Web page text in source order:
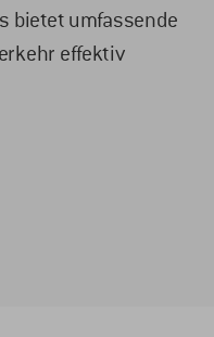
bietet umfassende
effektiv